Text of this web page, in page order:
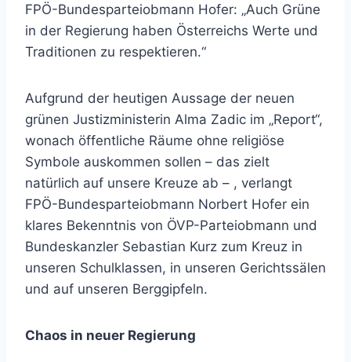
FPÖ-Bundesparteiobmann Hofer: „Auch Grüne
in der Regierung haben Österreichs Werte und
Traditionen zu respektieren.“
Aufgrund der heutigen Aussage der neuen
grünen Justizministerin Alma Zadic im „Report“,
wonach öffentliche Räume ohne religiöse
Symbole auskommen sollen – das zielt
natürlich auf unsere Kreuze ab – , verlangt
FPÖ-Bundesparteiobmann Norbert Hofer ein
klares Bekenntnis von ÖVP-Parteiobmann und
Bundeskanzler Sebastian Kurz zum Kreuz in
unseren Schulklassen, in unseren Gerichtssälen
und auf unseren Berggipfeln.
Chaos in neuer Regierung